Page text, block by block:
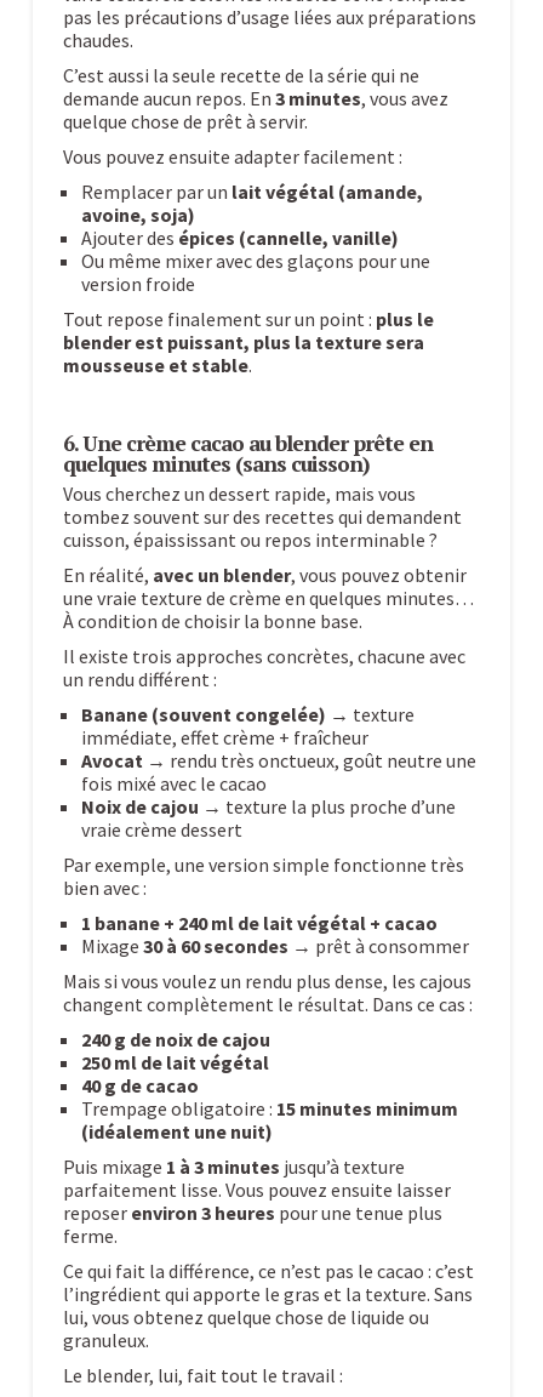
pas les précautions d’usage liées aux préparations
chaudes.
C’est aussi la seule recette de la série qui ne
demande aucun repos. En 3 minutes, vous avez
quelque chose de prêt à servir.
Vous pouvez ensuite adapter facilement :
Remplacer par un lait végétal (amande,
avoine, soja)
Ajouter des épices (cannelle, vanille)
Ou même mixer avec des glaçons pour une
version froide
Tout repose finalement sur un point : plus le
blender est puissant, plus la texture sera
mousseuse et stable.
6. Une crème cacao au blender prête en
quelques minutes (sans cuisson)
Vous cherchez un dessert rapide, mais vous
tombez souvent sur des recettes qui demandent
cuisson, épaississant ou repos interminable ?
En réalité, avec un blender, vous pouvez obtenir
une vraie texture de crème en quelques minutes…
À condition de choisir la bonne base.
Il existe trois approches concrètes, chacune avec
un rendu différent :
Banane (souvent congelée) → texture
immédiate, effet crème + fraîcheur
Avocat→ rendu très onctueux, goût neutre une
fois mixé avec le cacao
Noix de cajou → texture la plus proche d’une
vraie crème dessert
Par exemple, une version simple fonctionne très
bien avec :
1 banane + 240 ml de lait végétal + cacao
Mixage 30 à 60 secondes → prêt à consommer
Mais si vous voulez un rendu plus dense, les cajous
changent complètement le résultat. Dans ce cas :
240 g de noix de cajou
250 ml de lait végétal
40 g de cacao
Trempage obligatoire : 15 minutes minimum
(idéalement une nuit)
Puis mixage 1 à 3 minutes jusqu’à texture
parfaitement lisse. Vous pouvez ensuite laisser
reposer environ 3 heures pour une tenue plus
ferme.
Ce qui fait la différence, ce n’est pas le cacao : c’est
l’ingrédient qui apporte le gras et la texture. Sans
lui, vous obtenez quelque chose de liquide ou
granuleux.
Le blender, lui, fait tout le travail :